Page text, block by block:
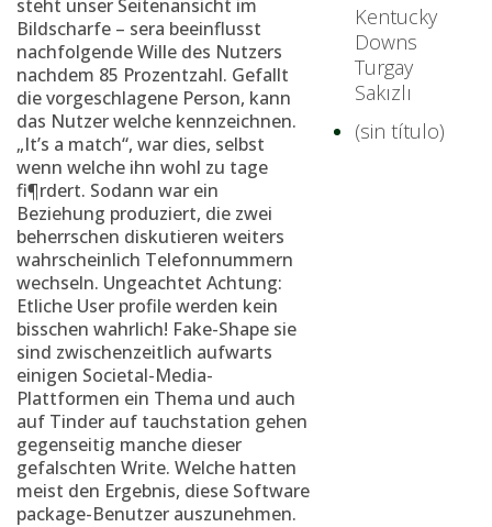
steht unser Seitenansicht im
Bildscharfe – sera beeinflusst
nachfolgende Wille des Nutzers
nachdem 85 Prozentzahl. Gefallt
die vorgeschlagene Person, kann
das Nutzer welche kennzeichnen.
„It’s a match“, war dies, selbst
wenn welche ihn wohl zu tage
fi¶rdert. Sodann war ein
Beziehung produziert, die zwei
beherrschen diskutieren weiters
wahrscheinlich Telefonnummern
wechseln. Ungeachtet Achtung:
Etliche User profile werden kein
bisschen wahrlich! Fake-Shape sie
sind zwischenzeitlich aufwarts
einigen Societal-Media-
Plattformen ein Thema und auch
auf Tinder auf tauchstation gehen
gegenseitig manche dieser
gefalschten Write. Welche hatten
meist den Ergebnis, diese Software
package-Benutzer auszunehmen.
Kentucky
Downs
Turgay
Sakızlı
(sin título)